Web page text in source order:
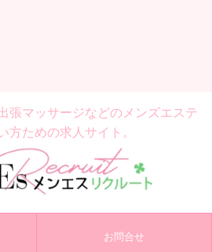
張マッサージなどの メンズエステ
方ための求人サイト。
お問合せ